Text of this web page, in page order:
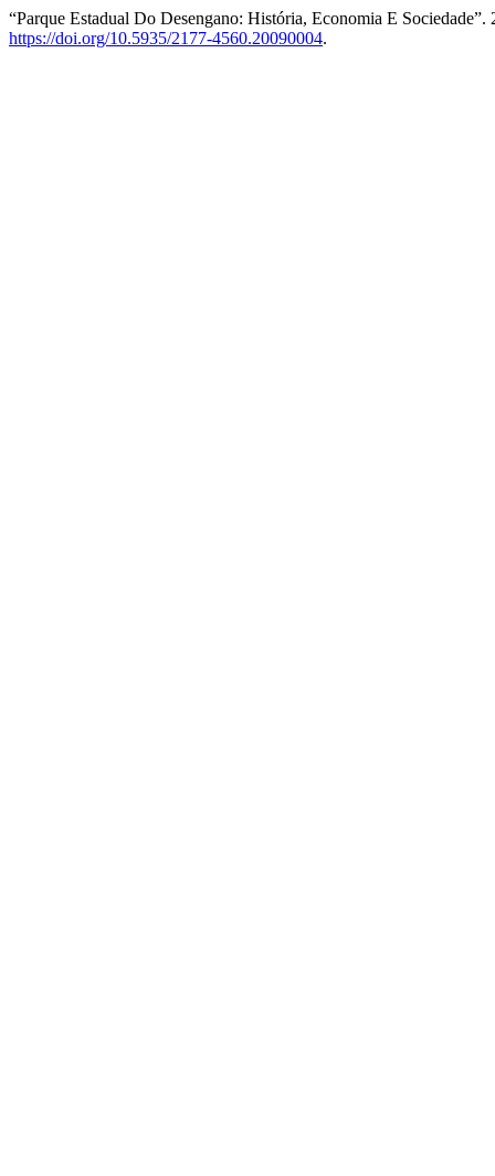
“Parque Estadual Do Desengano: História, Economia E Sociedade”.
https://doi.org/10.5935/2177-4560.20090004.